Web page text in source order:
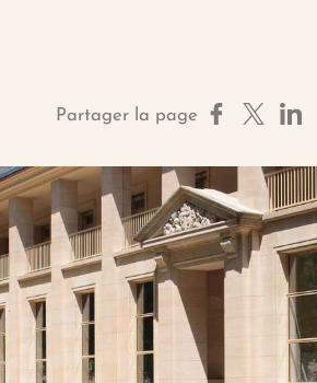
Partager la page Partager sur
Partager